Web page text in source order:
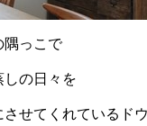
隅っこで
しの日々を
せてくれているド